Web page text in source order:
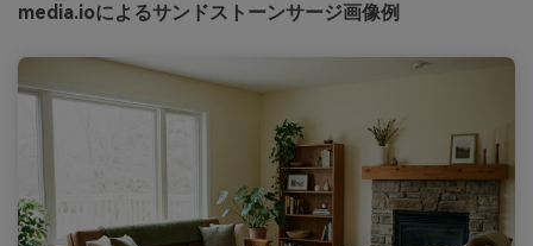
media.ioによるサンドストーンサージ画像例